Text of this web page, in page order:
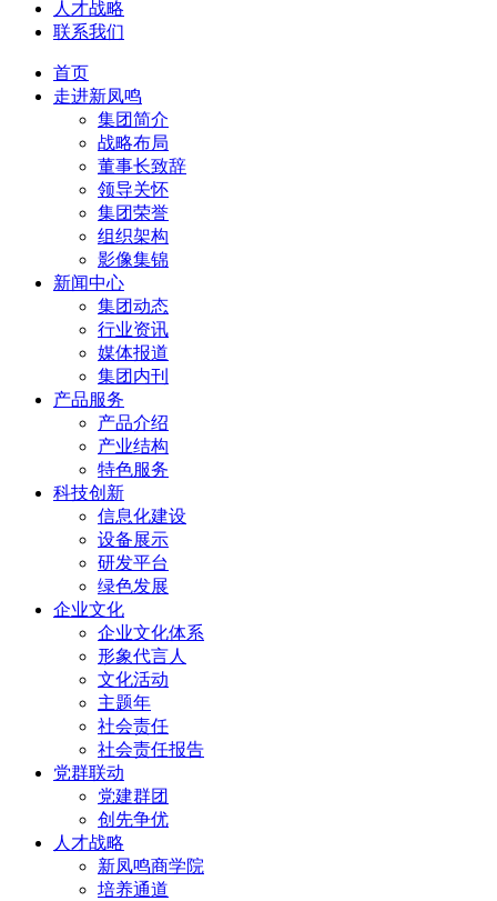
人才战略
联系我们
首页
走进新凤鸣
集团简介
战略布局
董事长致辞
领导关怀
集团荣誉
组织架构
影像集锦
新闻中心
集团动态
行业资讯
媒体报道
集团内刊
产品服务
产品介绍
产业结构
特色服务
科技创新
信息化建设
设备展示
研发平台
绿色发展
企业文化
企业文化体系
形象代言人
文化活动
主题年
社会责任
社会责任报告
党群联动
党建群团
创先争优
人才战略
新凤鸣商学院
培养通道